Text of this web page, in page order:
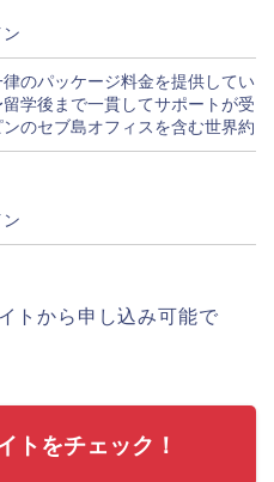
のパッケージ料金を提供している
留学後まで一貫してサポートが受
ンのセブ島オフィスを含む世界約
トから申し込み可能で
トをチェック！